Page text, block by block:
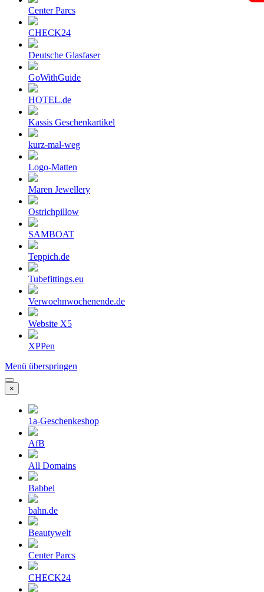
Center Parcs
CHECK24
Deutsche Glasfaser
GoWithGuide
HOTEL.de
Kassis Geschenkartikel
kurz-mal-weg
Logo-Matten
Maren Jewellery
Ostrichpillow
SAMBOAT
Teppich.de
Tubefittings.eu
Verwoehnwochenende.de
Website X5
XPPen
Menü überspringen
×
1a-Geschenkeshop
AfB
All Domains
Babbel
bahn.de
Beautywelt
Center Parcs
CHECK24